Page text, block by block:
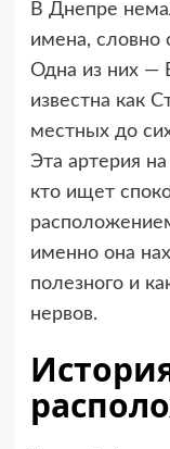
В Днепре
имена, словно
Одна из них —
известна как
местных до
Эта артерия
кто ищет
именно она
полезного и
нервов.